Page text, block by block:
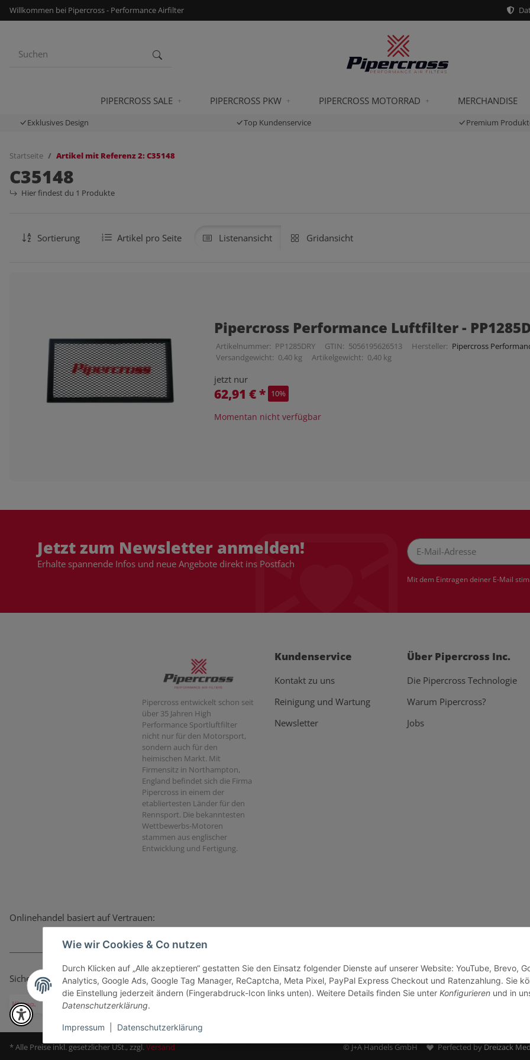
Wie wir Cookies & Co nutzen
Durch Klicken auf „Alle akzeptieren“ gestatten Sie den Einsatz folgender Dienste auf unserer Website: YouTube, Brevo,
Analytics, Google Ads, Google Tag Manager, ReCaptcha, Meta Pixel, PayPal Express Checkout und Ratenzahlung. Sie
die Einstellung jederzeit ändern (Fingerabdruck-Icon links unten). Weitere Details finden Sie unter Konfigurieren und in
Datenschutzerklärung.
Impressum Datenschutzerklärung
Willkommen bei Pipercross - Performance Airfilter
PIPERCROSS SALE PIPERCROSS PKW PIPERCROSS MOTORRAD MERCHANDISE
Exklusives Design Top Kundenservice Premium
Startseite Artikel mit Referenz 2: C35148
C35148
Hier findest du 1 Produkte
Sortierung Artikel pro Seite Listenansicht Gridansicht
Pipercross Performance Luftfilter -
Artikelnummer: PP1285DRY GTIN: 5056195626513 Hersteller: Pipercross
Versandgewicht: 0,40 kg Artikelgewicht: 0,40 kg
jetzt nur
62,91 €* 10%
Momentan nicht verfügbar
Jetzt zum Newsletter anmelden!
Erhalte spannende Infos und neue Angebote direkt ins Postfach
Mit dem Eintragen deiner E-Mail
Pipercross entwickelt schon seit
über 35 Jahren High
Performance Sportluftfilter
nicht nur für den Motorsport,
sondern auch für den
heimischen Markt. Mit
Firmensitz in Northampton,
England befindet sich die Firma
Pipercross in einem der
etabliertesten Länder für den
Rennsport. Die bekanntesten
Wettbewerbs-Motoren
stammen aus englischer
Entwicklung und Fertigung.
Kundenservice
Kontakt zu uns
Reinigung und Wartung
Newsletter
Über Pipercross Inc.
Die Pipercross Technologie
Warum Pipercross?
Jobs
Onlinehandel basiert auf Vertrauen:
Sicher bezahlen via:
* Alle Preise inkl. gesetzlicher USt., zzgl.Versand © J+A Handels GmbH Perfected byDreizack